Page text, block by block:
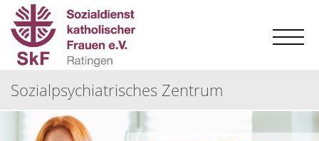
Sozialpsychiatrisches Zentrum